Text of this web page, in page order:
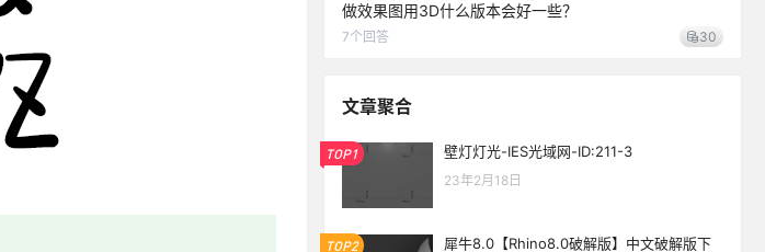
做效果图用3D什么版本会好一些？
7个回答 30
文章聚合
TOP1 壁灯灯光-IES光域网-ID:211-3
23年2月18日
TOP2
犀牛8.0【Rhino8.0破解版】中文破解版下